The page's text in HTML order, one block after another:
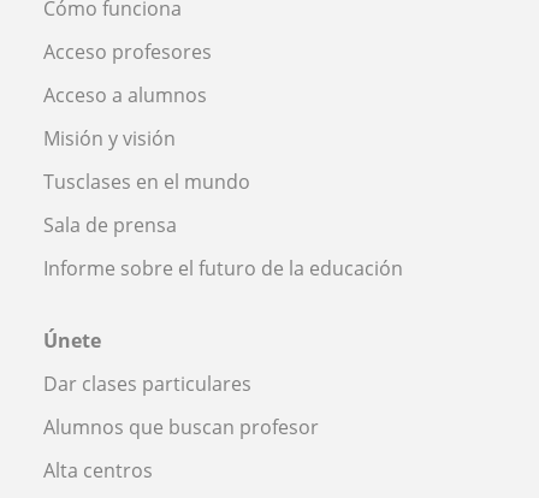
Cómo funciona
Acceso profesores
Acceso a alumnos
Misión y visión
Tusclases en el mundo
Sala de prensa
Informe sobre el futuro de la educación
Únete
Dar clases particulares
Alumnos que buscan profesor
Alta centros